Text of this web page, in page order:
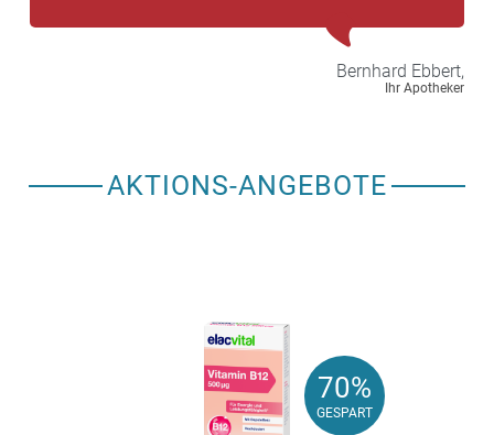
Bernhard Ebbert,
Ihr Apotheker
AKTIONS-ANGEBOTE
70%
GESPART
70%
GESPART